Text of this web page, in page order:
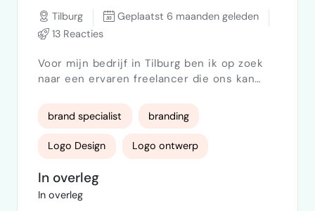
Tilburg
Geplaatst 6 maanden geleden
13 Reacties
Voor mijn bedrijf in Tilburg ben ik op zoek
naar een ervaren freelancer die ons kan
waar nodig – ontwikkelen van onze merken
en logo’s. Wij zijn een 45 jaar bestaand
familiebedrijf dat zich bezighoudt met de
ontwikkeling, import en distributie van
sportartikelen, speelgoed en traditionele
spellen. Wij voeren momenteel meerdere
merken. Binnen deze …
brand specialist branding
Logo Design Logo ontwerp
Merkstrategie
In overleg
In overleg